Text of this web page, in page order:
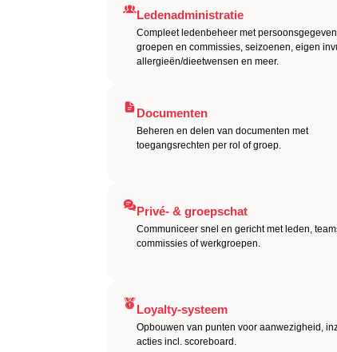
Ledenadministratie
Compleet ledenbeheer met
groepen en commissies, seizoenen, eigen
allergieën/dieetwensen en meer.
Documenten
Beheren en delen van documenten met
toegangsrechten per rol of groep.
Privé- & groepschat
Communiceer snel en gericht met leden,
commissies of werkgroepen.
Loyalty-systeem
Opbouwen van punten voor aanwezigheid,
acties incl. scoreboard.